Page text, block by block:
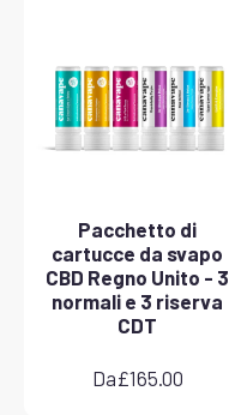
Pacchetto di
cartucce da svapo
CBD Regno Unito - 3
normali e 3 riserva
CDT
Da£165.00